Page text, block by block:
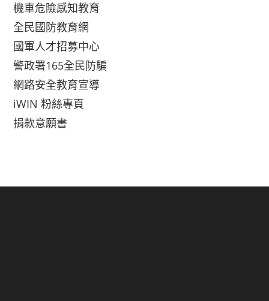
機車危險感知教育
全民國防教育網
國軍人才招募中心
警政署165全民防騙
網路安全教育宣導
iWIN 粉絲專頁
捐款意願書